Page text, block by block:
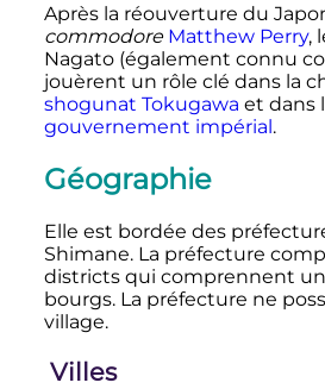
Après la réouverture du
commodore Matthew Perry,
Nagato (également connu
jouèrent un rôle clé dans la
shogunat Tokugawa et dans
gouvernement impérial.
Géographie
Elle est bordée des
Shimane. La préfecture
districts qui comprennent
bourgs. La préfecture ne
village.
Villes